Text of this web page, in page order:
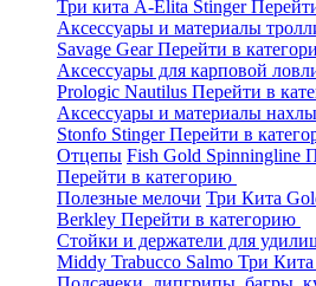
Три кита A-Elita Stinger
Аксессуары и материалы
Savage GearПерейти в
Аксессуары для карповой
Prologic Nautilus Перейти в
Аксессуары и материалы
Stonfo StingerПерейти в
Отцепы Fish Gold Spinningline
Перейти в категорию
Полезные мелочи Три Кита
Berkley Перейти в категорию
Стойки и держатели для
Middy Trabucco Salmo Три Кита